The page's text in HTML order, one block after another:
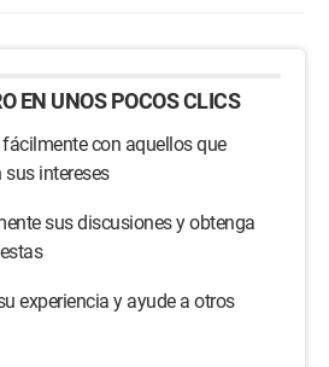
EN UNOS POCOS CLICS
fácilmente con aquellos que
intereses
sus discusiones y obtenga
experiencia y ayude a otros